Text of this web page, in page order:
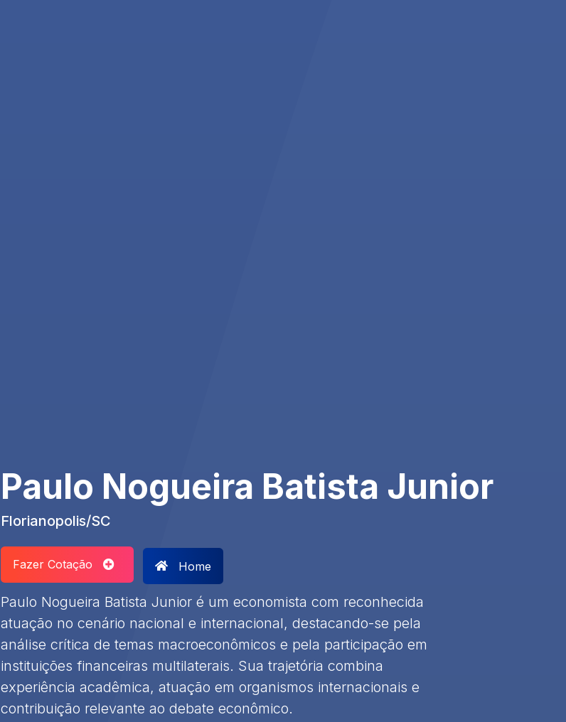
Paulo Nogueira Batista Junior
Florianopolis/SC
Fazer Cotação Home
Paulo Nogueira Batista Junior é um economista com reconhecida
atuação no cenário nacional e internacional, destacando-se pela
análise crítica de temas macroeconômicos e pela participação em
instituições financeiras multilaterais. Sua trajetória combina
experiência acadêmica, atuação em organismos internacionais e
contribuição relevante ao debate econômico.